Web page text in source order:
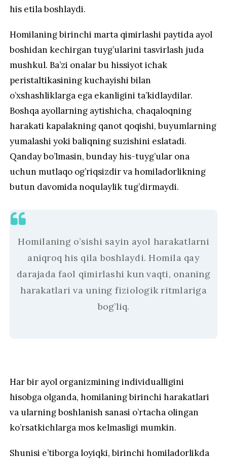
his etila boshlaydi.
Homilaning birinchi marta qimirlashi paytida ayol
boshidan kechirgan tuyg’ularini tasvirlash juda
mushkul. Ba’zi onalar bu hissiyot ichak
peristaltikasining kuchayishi bilan
o’xshashliklarga ega ekanligini ta’kidlaydilar.
Boshqa ayollarning aytishicha, chaqaloqning
harakati kapalakning qanot qoqishi, buyumlarning
yumalashi yoki baliqning suzishini eslatadi.
Qanday bo’lmasin, bunday his-tuyg’ular ona
uchun mutlaqo og’riqsizdir va homiladorlikning
butun davomida noqulaylik tug’dirmaydi.
Homilaning o’sishi sayin ayol harakatlarni
aniqroq his qila boshlaydi. Homila qay
darajada faol qimirlashi kun vaqti, onaning
harakatlari va uning fiziologik ritmlariga
bog’liq.
Har bir ayol organizmining individualligini
hisobga olganda, homilaning birinchi harakatlari
va ularning boshlanish sanasi o’rtacha olingan
ko’rsatkichlarga mos kelmasligi mumkin.
Shunisi e’tiborga loyiqki, birinchi homiladorlikda